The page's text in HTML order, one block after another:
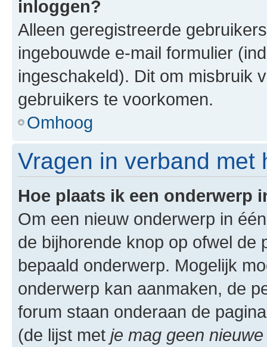
inloggen?
Alleen geregistreerde
ingebouwde e-mail formulier
ingeschakeld). Dit om misbruik
gebruikers te voorkomen.
Omhoog
Vragen in verband met
Hoe plaats ik een onderwerp
Om een nieuw onderwerp in
de bijhorende knop op ofwel de
bepaald onderwerp. Mogelijk
onderwerp kan aanmaken, de
forum staan onderaan de
(de lijst met je mag geen